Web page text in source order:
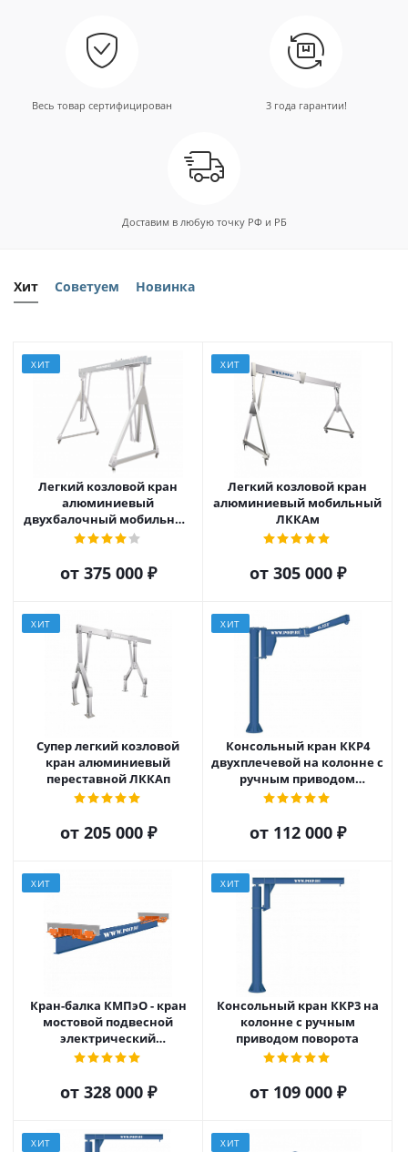
Весь товар сертифицирован 3 года гарантии!
Доставим в любую точку РФ и РБ
Хит Советуем Новинка
ХИТ
Легкий козловой кран
алюминиевый
двухбалочный мобильный
ЛККАДм
от 375 000 ₽
ХИТ
Легкий козловой кран
алюминиевый мобильный
ЛККАм
от 305 000 ₽
ХИТ
Супер легкий козловой
кран алюминиевый
переставной ЛККАп
от 205 000 ₽
ХИТ
Консольный кран ККР4
двухплечевой на колонне с
ручным приводом
поворота
от 112 000 ₽
ХИТ
Кран-балка КМПэО - кран
мостовой подвесной
электрический
однопролетный
от 328 000 ₽
ХИТ
Консольный кран ККР3 на
колонне с ручным
приводом поворота
от 109 000 ₽
ХИТ ХИТ